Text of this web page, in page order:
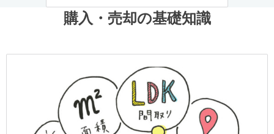
購入・売却の基礎知識